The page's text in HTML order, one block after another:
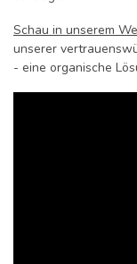
Schau in unserem
unserer
- eine organische